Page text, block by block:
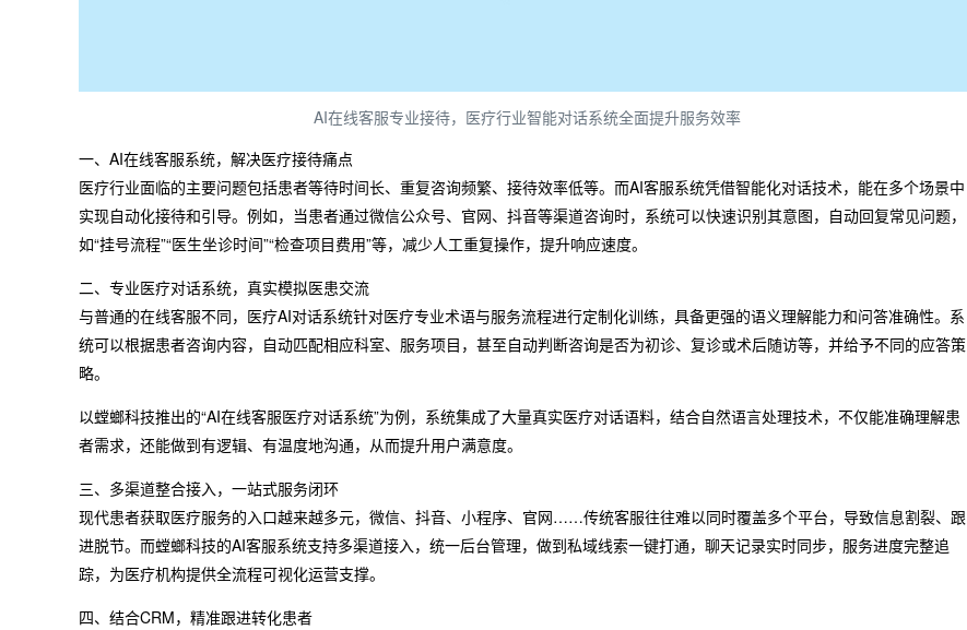
AI在线客服专业接待，医疗行业智能对话系统全面提升服务效率
一、AI在线客服系统，解决医疗接待痛点
医疗行业面临的主要问题包括患者等待时间长、重复咨询频繁、接待效率低等。而AI客服系统凭借智能化对话技术，能在多个场景中
实现自动化接待和引导。例如，当患者通过微信公众号、官网、抖音等渠道咨询时，系统可以快速识别其意图，自动回复常见问题，
如“挂号流程”“医生坐诊时间”“检查项目费用”等，减少人工重复操作，提升响应速度。
二、专业医疗对话系统，真实模拟医患交流
与普通的在线客服不同，医疗AI对话系统针对医疗专业术语与服务流程进行定制化训练，具备更强的语义理解能力和问答准确性。系
统可以根据患者咨询内容，自动匹配相应科室、服务项目，甚至自动判断咨询是否为初诊、复诊或术后随访等，并给予不同的应答策
略。
以螳螂科技推出的“AI在线客服医疗对话系统”为例，系统集成了大量真实医疗对话语料，结合自然语言处理技术，不仅能准确理解患
者需求，还能做到有逻辑、有温度地沟通，从而提升用户满意度。
三、多渠道整合接入，一站式服务闭环
现代患者获取医疗服务的入口越来越多元，微信、抖音、小程序、官网……传统客服往往难以同时覆盖多个平台，导致信息割裂、跟
进脱节。而螳螂科技的AI客服系统支持多渠道接入，统一后台管理，做到私域线索一键打通，聊天记录实时同步，服务进度完整追
踪，为医疗机构提供全流程可视化运营支撑。
四、结合CRM，精准跟进转化患者